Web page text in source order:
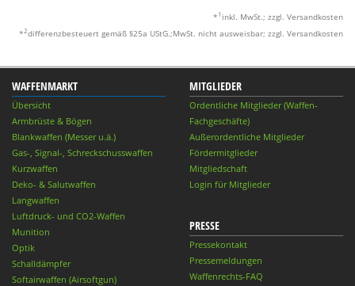
* 1 inkl. MwSt.; zzgl. Versandkosten
*2differenzbesteuert gemäß §25a UStG.;MwSt. nicht ausweisbar; zzgl. Versandkosten
WAFFENMARKT
Übersicht
Armbrüste & Bögen
Blankwaffen (Messer u.ä.)
Gas-, Signal-, Schreckschusswaffen
Kurzwaffen
Deko- & Salutwaffen
Langwaffen
Luftdruck- und CO2-Waffen
Munition
Optik
Schalldämpfer
Softairwaffen (Airsoftgun)
MITGLIEDER
Ordentliche Mitglieder (Waffen-
Fachgeschäfte)
Außerordentliche Mitglieder
Fördermitglieder
Mitgliedschaft
Login für Mitglieder
PRESSE
Pressekontakt
Pressemeldungen
Waffenrechts-FAQ